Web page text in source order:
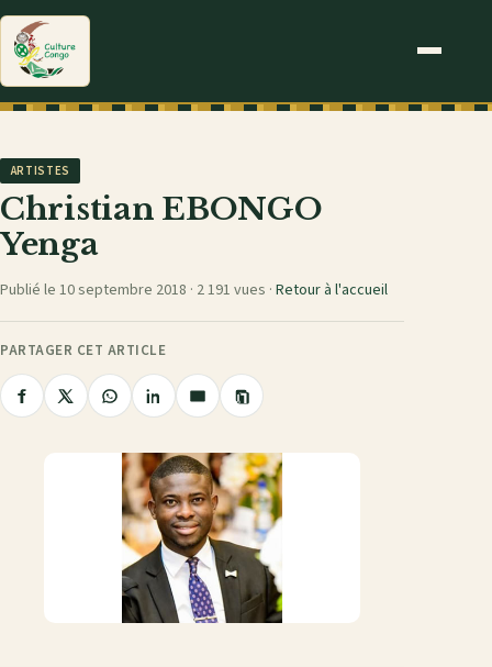
ARTISTES
Christian EBONGO
Yenga
Publié le 10 septembre 2018 · 2 191 vues · Retour à l'accueil
PARTAGER CET ARTICLE
PartagerPartagerPartager
WhatsApp
Partager
LinkedIn
Partager
e-
mail
Copier
le